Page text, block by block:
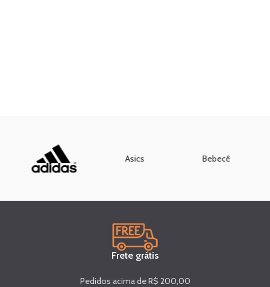
Asics Bebecê
Frete grátis
Pedidos acima de R$ 200,00